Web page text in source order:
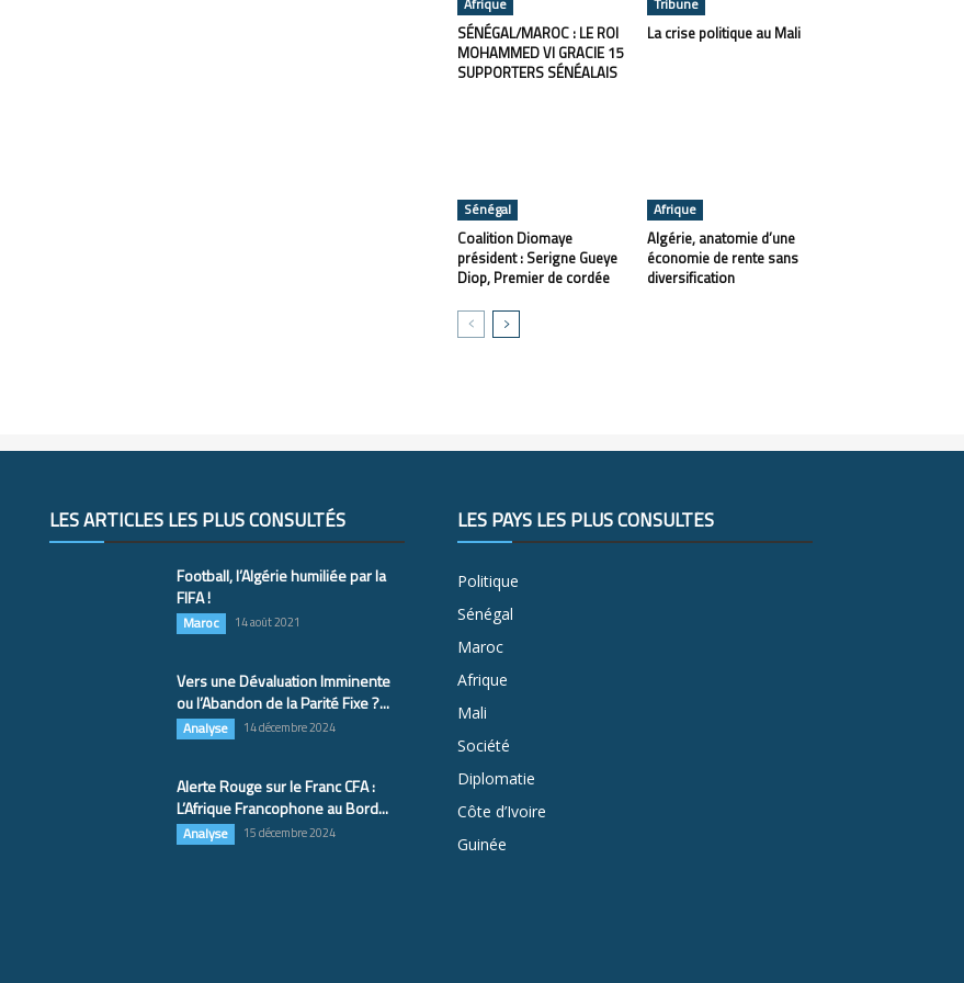
SÉNÉGAL/MAROC : LE ROI
MOHAMMED VI GRACIE 15
SUPPORTERS SÉNÉALAIS
La crise politique au Mali
Sénégal
Coalition Diomaye
président : Serigne Gueye
Diop, Premier de cordée
Afrique
Algérie, anatomie d’une
économie de rente sans
diversification
LES ARTICLES LES PLUS CONSULTÉS
Football, l’Algérie humiliée par la
FIFA !
Maroc 14 août 2021
Vers une Dévaluation Imminente
ou l’Abandon de la Parité Fixe ?...
Analyse 14 décembre 2024
Alerte Rouge sur le Franc CFA :
L’Afrique Francophone au Bord...
Analyse 15 décembre 2024
LES PAYS LES PLUS CONSULTÉS
Politique
Sénégal
Maroc
Afrique
Mali
Société
Diplomatie
Côte d’Ivoire
Guinée